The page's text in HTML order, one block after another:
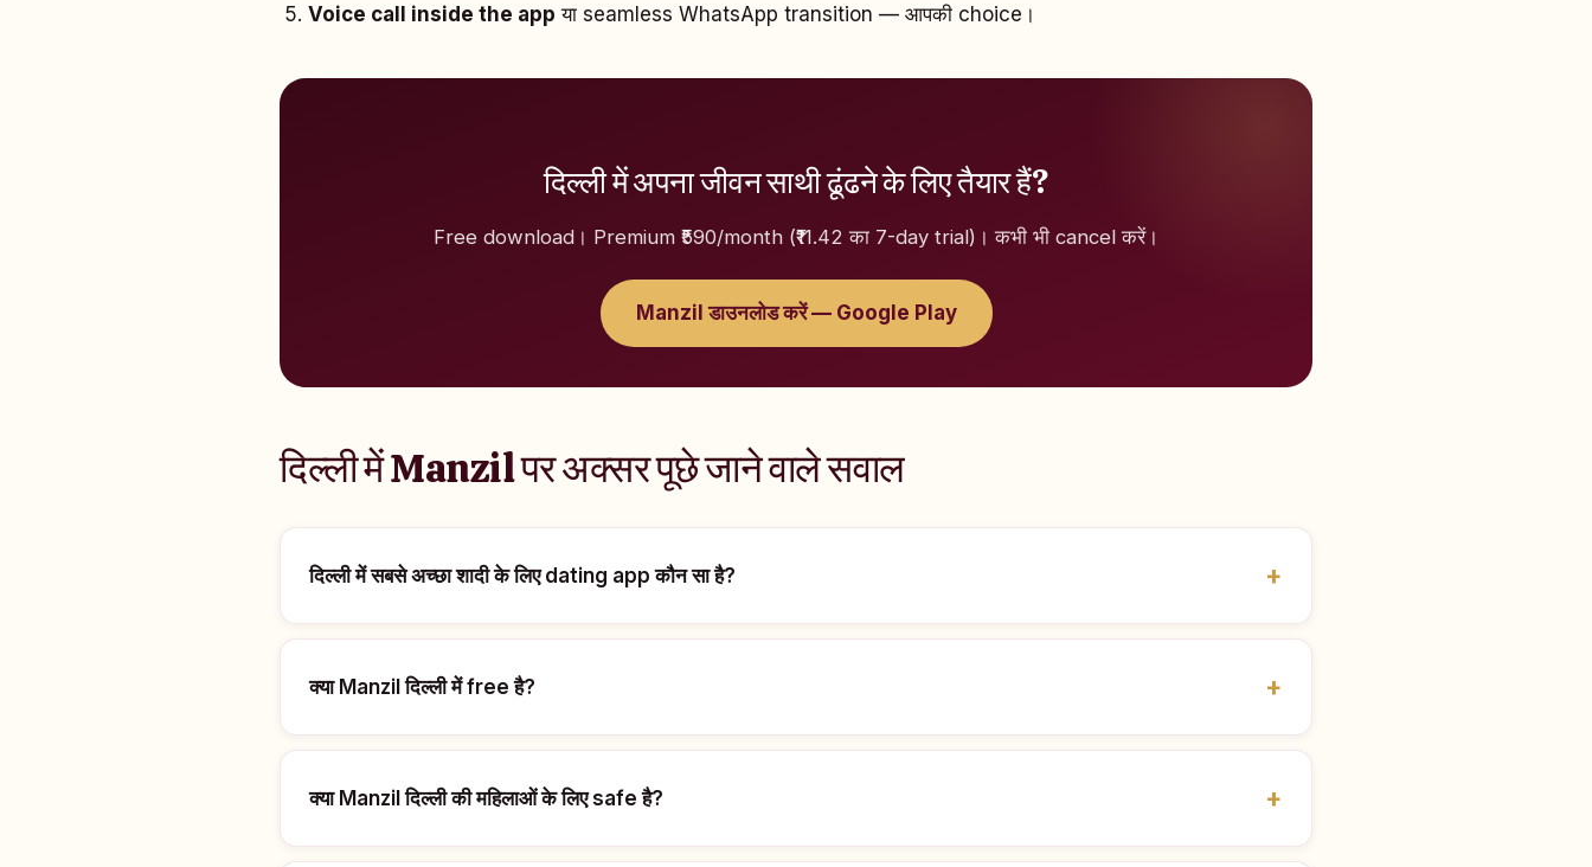
Voice call inside the app या seamless WhatsApp transition — आपकी choice।
दिल्ली में अपना जीवन साथी ढूंढने के लिए तैयार हैं?
Free download। Premium ₹590/month (₹11.42 का 7-day trial)। कभी भी cancel करें।
Manzil डाउनलोड करें — Google Play
दिल्ली में Manzil पर अक्सर पूछे जाने वाले सवाल
दिल्ली में सबसे अच्छा शादी के लिए dating app कौन सा है?
क्या Manzil दिल्ली में free है?
क्या Manzil दिल्ली की महिलाओं के लिए safe है?